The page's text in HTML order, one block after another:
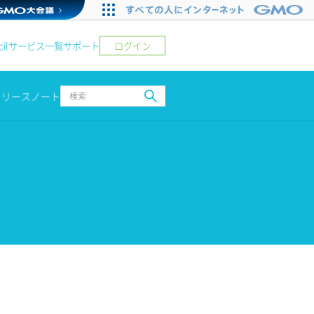
サービス一覧サポート ログイン
ースノート